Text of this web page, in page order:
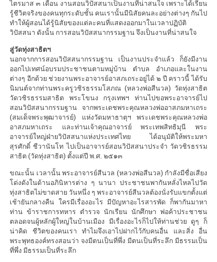
ไตรมาส ๓ เดือน งานสอนวิปัสสนาเป็นงานที่น่าสนใจ เพราะได้เรียน
รู้ชีวิตจริงของคนทุกระดับชั้น คนเรานั้นมีนิสัยคนละอย่างต่างๆ กันไป
ทำให้ผู้สอนได้รู้นิสัยของแต่ละคนที่แสดงออกมาในเวลาปฏิบัติ
วิปัสสนา ดังนั้น การสอนวิปัสสนากรรมฐาน จึงเป็นงานที่น่าสนใจ
สู่วัดทุ่งสาธิตฯ
นอกจากการสอนวิปัสสนากรรมฐาน เป็นงานประจำแล้ว ก็ยังมีงาน
ออกไปเทศน์อบรมประชาชนตามหมู่บ้าน ตำบล อำเภอและในงาน
ต่างๆ อีกด้วย ช่วยงานพระอาจารย์อาสภเถระอยู่ได้ ๒ ปี คราวนี้ ได้รับ
นิมนต์จากท่านพระครูวชิรธรรมโสภณ (หลวงพ่อสีนวล) วัดทุ่งสาธิต
วัดวชิรธรรมสาธิต พระโขนง กรุงเทพฯ ท่านไปขอพระอาจารย์ไป
สอนวิปัสสนากรรมฐาน จากพระเดชพระคุณหลวงพ่ออาสภมหาเถระ
(สมเด็จพระพุฒาจารย์) แห่งวัดมหาธาตุฯ พระเดชพระคุณหลวงพ่อ
อาสภมหาเถระ และท่านเจ้าคุณอาจารย์ พระเทพสิทธิมุนี พระ
อาจารย์ใหญ่ฝ่ายวิปัสสนาแห่งประเทศไทย ได้อนุมัติให้พระมหา
สุรศักดิ์ ชีวานันโท ไปเป็นอาจารย์สอนวิปัสสนาประจำ วัดวชิรธรรม
สาธิต (วัดทุ่งสาธิต) ตั้งแต่ปี พ.ศ. ๒๕๑๓
ขณะนั้น เวลานั้น พระอาจารย์สีนวล (หลวงพ่อสีนวล) กำลังมีชื่อเสียง
โด่งดังในด้านอภินิหารต่าง ๆ นานา ประชาชนพากันหลั่งไหลไปวัด
ทุ่งสาธิตไม่ขาดสาย วันหนึ่ง ๆ พระอาจารย์สีนวลต้องนั่งรับแขกตั้งแต่
เช้ายันกลางคืน ใครมีเรื่องอะไร มีปัญหาอะไรสารพัด ก็พากันมาหา
ท่าน ข้าราชการทหาร ตำรวจ นักเรียน นักศึกษา พ่อค้าประชาชน
ตลอดจนผู้หลักผู้ใหญ่ในบ้านเมือง มีเรื่องอะไรก็ไปให้ท่านช่วย ดูๆ ก็
น่าคิด ชีวิตของคนเรา ทำไมจึงเอาไปฝากไว้กับคนอื่น และสิ่ง อื่น
พระพุทธองค์ทรงสอนว่า จงมีตนเป็นที่พึ่ง มีตนเป็นที่ระลึก มีธรรมเป็น
ที่พึ่ง มีธรรมเป็นที่ระลึก